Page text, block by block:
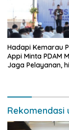
Hadapi Kemarau
Appi Minta PDAM
Jaga Pelayanan,
Rekomendasi